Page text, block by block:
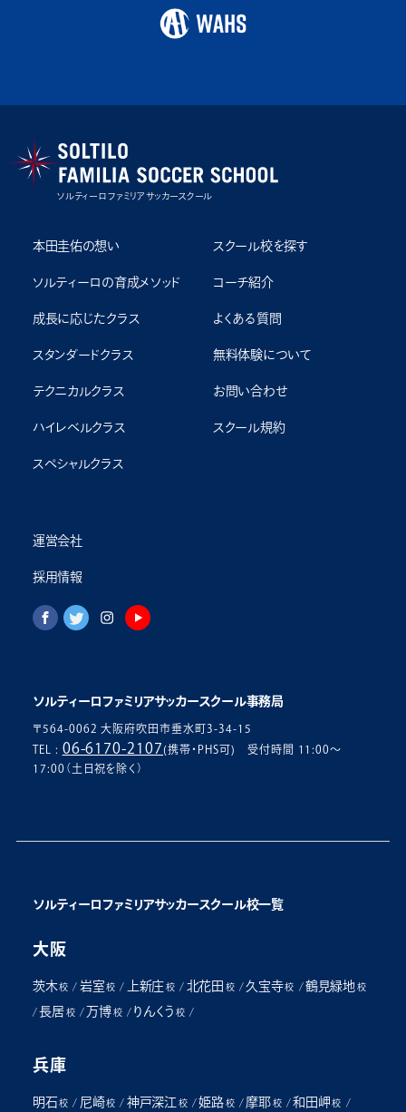
ソルティーロ ファミリア サッカースクール
本田圭佑の想い
ソルティーロの育成メソッド
成⻑に応じたクラス
スタンダードクラス
テクニカルクラス
ハイレベルクラス
スペシャルクラス
スクール校を探す
コーチ紹介
よくある質問
無料体験について
お問い合わせ
スクール規約
運営会社
採用情報
ソルティーロファミリアサッカースクール事務局
〒564-0062 大阪府吹田市垂水町3-34-15
TEL : 06-6170-2107(携帯・PHS可) 受付時間 11:00〜
17:00（土日祝を除く）
ソルティーロファミリアサッカースクール校一覧
大阪
茨木 校 / 岩室 校 / 上新庄 校/ 北花田 校/久宝寺 校 /鶴見緑地 校
/長居 校/万博 校/ りんくう 校/
兵庫
明石 校 / 尼崎 校 / 神戸深江 校/姫路 校/ 摩耶 校/和田岬 校 /